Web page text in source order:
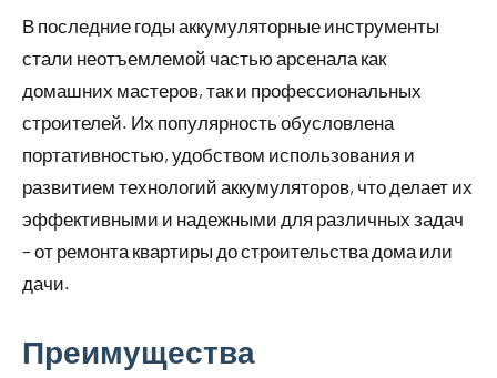
В последние годы аккумуляторные инструменты
стали неотъемлемой частью арсенала как
домашних мастеров, так и профессиональных
строителей. Их популярность обусловлена
портативностью, удобством использования и
развитием технологий аккумуляторов, что делает их
эффективными и надежными для различных задач
– от ремонта квартиры до строительства дома или
дачи.
Преимущества